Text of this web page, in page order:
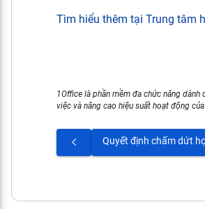
Tìm hiểu thêm tại Trung tâm
1Office là phần mềm đa chức năng
việc và nâng cao hiệu suất hoạt động
Quyết định chấm dứt